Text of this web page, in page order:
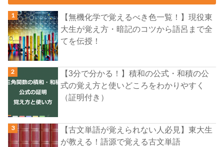
【無機化学で覚えるべき色一覧！】現役東
大生が覚え方・暗記のコツから語呂まで全
てを伝授！
【3分で分かる！】積和の公式・和積の公
式の覚え方と使いどころをわかりやすく
（証明付き）
【古文単語が覚えられない人必見】東大生
が教える！語源で覚える古文単語